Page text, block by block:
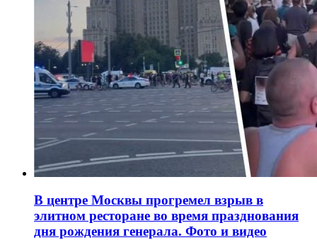
В центре Москвы прогремел взрыв в
элитном ресторане во время празднования
дня рождения генерала. Фото и видео